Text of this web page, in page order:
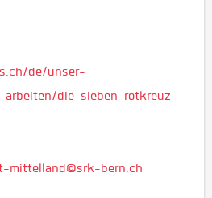
de/unser-
arbeiten/die-sieben-rotkreuz-
mittelland@srk-bern.ch